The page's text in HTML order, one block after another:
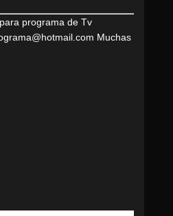
programa de Tv
Muchas